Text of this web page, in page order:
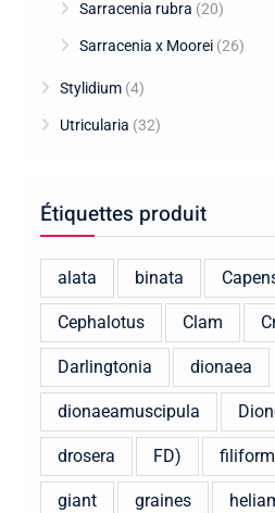
Sarracenia rubra (20)
Sarracenia x Moorei (26)
Stylidium (4)
Utricularia (32)
Étiquettes produit
alata binata
Cephalotus Clam
Darlingtonia dionaea
dionaeamuscipula
drosera FD)
giant graines